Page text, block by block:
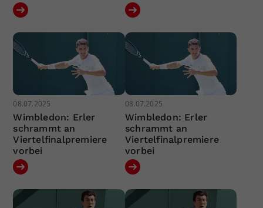
08.07.2025
Wimbledon: Erler
schrammt an
Viertelfinalpremiere
vorbei
08.07.2025
Wimbledon: Erler
schrammt an
Viertelfinalpremiere
vorbei